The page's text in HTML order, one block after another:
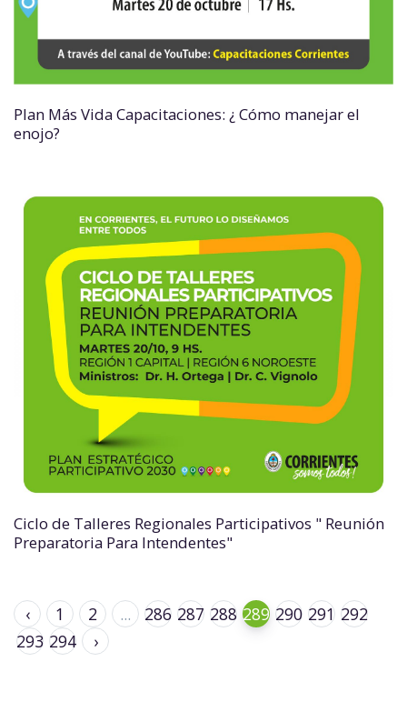
Plan Más Vida Capacitaciones: ¿ Cómo manejar el
enojo?
Ciclo de Talleres Regionales Participativos " Reunión
Preparatoria Para Intendentes"
‹ 1 2 ... 286 287 288 289 290 291 292
293 294 ›